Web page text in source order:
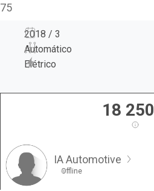
75
2018 / 3
Automático
Elétrico
18 250
IA Automotive
Offline